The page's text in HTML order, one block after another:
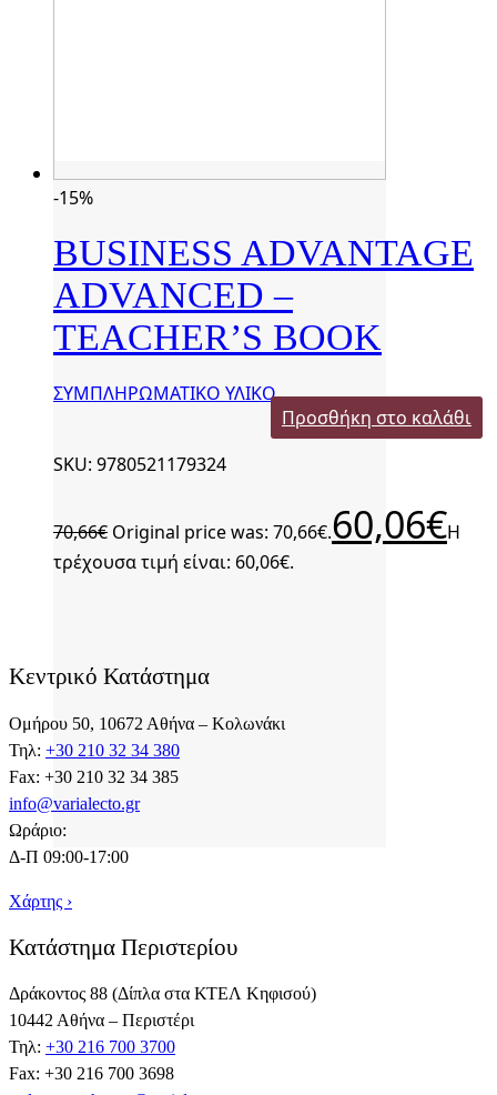
-15%
BUSINESS ADVANTAGE
ADVANCED –
TEACHER’S BOOK
ΣΥΜΠΛΗΡΩΜΑΤΙΚΟ ΥΛΙΚΟ
Προσθήκη στο καλάθι
SKU: 9780521179324
70,66€ Original price was: 70,66€.60,06€Η
τρέχουσα τιμή είναι: 60,06€.
Κεντρικό Κατάστημα
Ομήρου 50, 10672 Αθήνα – Κολωνάκι
Τηλ: +30 210 32 34 380
Fax: +30 210 32 34 385
info@varialecto.gr
Ωράριο:
Δ-Π 09:00-17:00
Χάρτης ›
Κατάστημα Περιστερίου
Δράκοντος 88 (Δίπλα στα ΚΤΕΛ Κηφισού)
10442 Αθήνα – Περιστέρι
Τηλ: +30 216 700 3700
Fax: +30 216 700 3698